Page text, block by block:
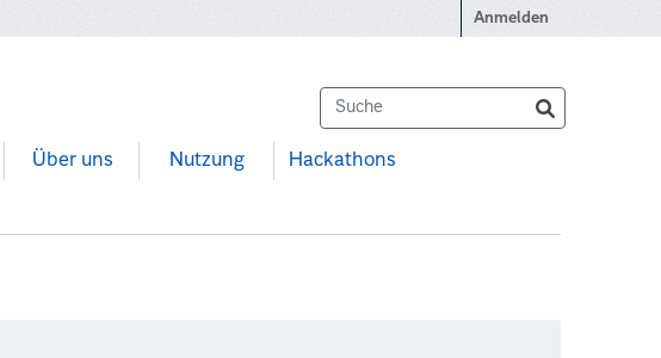
Anmelden
Über uns Nutzung Hackathons